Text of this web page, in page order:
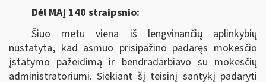
Dėl MAĮ 140 straipsnio:
Šiuo metu viena iš lengvinančių aplinkybių
nustatyta, kad asmuo prisipažino padaręs mokesčio
įstatymo pažeidimą ir bendradarbiavo su mokesčių
administratoriumi. Siekiant šį teisinį santykį padaryti